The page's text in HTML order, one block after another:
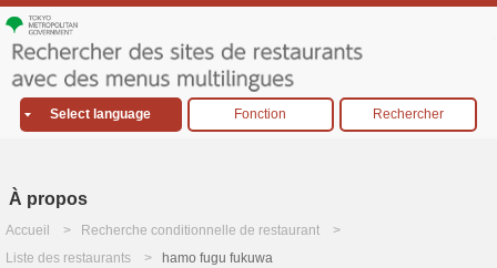
Select language Fonction Rechercher
À propos
Accueil
Recherche conditionnelle de restaurant
Liste des restaurants
hamo fugu fukuwa